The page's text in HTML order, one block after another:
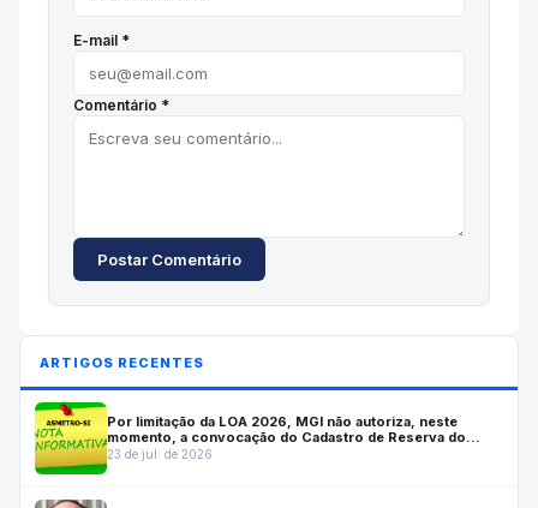
E-mail *
Comentário *
Postar Comentário
ARTIGOS RECENTES
Por limitação da LOA 2026, MGI não autoriza, neste
momento, a convocação do Cadastro de Reserva do
Inmetro; Autarquia solicitará a prorrogação do concurso
23 de jul. de 2026